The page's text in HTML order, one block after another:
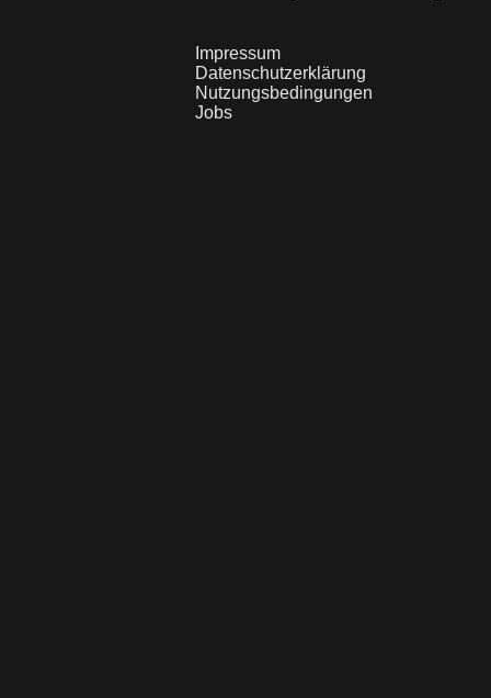
Impressum
Datenschutzerklärung
Nutzungsbedingungen
Jobs